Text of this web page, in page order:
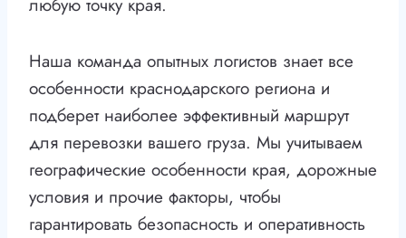
любую точку края.
Наша команда опытных логистов знает все
особенности краснодарского региона и
подберет наиболее эффективный маршрут
для перевозки вашего груза. Мы учитываем
географические особенности края, дорожные
условия и прочие факторы, чтобы
гарантировать безопасность и оперативность